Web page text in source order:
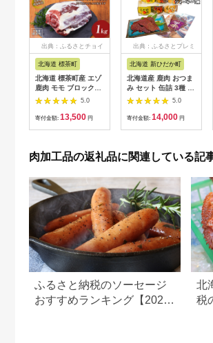
出典：ふるさとチョイ
北海道 標茶町
北海道 標茶町産 エゾ
鹿肉 モモ ブロック
1kg【 肉 にく 鹿肉 ジ
ビエ BBQ バーベキュ
ー グルメ ヘルシー 高
5.0
寄付金額: 13,500 円
出典：ふるさとプレミ
北海道 新ひだか町
北海道産 鹿肉 おつま
み セット 缶詰 3種 計
6缶 ＆ ジャーキー 1
5.0
寄付金額: 14,000 円
肉加工品の返礼品に関連している記
ふるさと納税のソーセージ
おすすめランキング【2026
北
税